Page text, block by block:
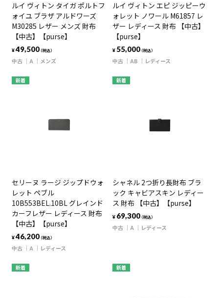
ルイ ヴィトン タイガ ポルトフ
ォイユ ブラザ アルドワーズ
M30285 レザー メンズ 財布
【中古】【purse】
¥49,500（税込）
中古 A メンズ
ルイ ヴィトン エピ ジッピーウ
ォレット ノワール M61857 レ
ザー レディース 財布 【中古】
【purse】
¥ 55,000（税込）
中古 AB レディース
新着
セリーヌ ラージ ジップドウォ
レット ペブル
10B553BEL.10BL グレインド
カーフレザー レディース 財布
【中古】【purse】
¥46,200（税込）
中古 A レディース
新着
シャネル 2つ折り長財布 ブラ
ック キャビアスキン レディー
ス 財布 【中古】【purse】
¥ 69,300（税込）
中古 A レディース
新着 新着